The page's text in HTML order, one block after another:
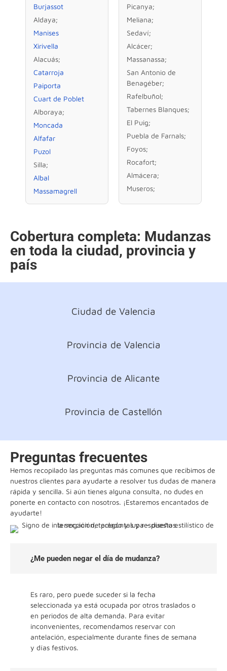
Burjassot
Aldaya;
Manises
Xirivella
Alacuás;
Catarroja
Paiporta
Cuart de Poblet
Alboraya;
Moncada
Alfafar
Puzol
Silla;
Albal
Massamagrell
Picanya;
Meliana;
Sedaví;
Alcácer;
Massanassa;
San Antonio de
Benagéber;
Rafelbuñol;
Tabernes Blanques;
El Puig;
Puebla de Farnals;
Foyos;
Rocafort;
Almácera;
Museros;
Cobertura completa: Mudanzas
en toda la ciudad, provincia y
país
Ciudad de Valencia
Provincia de Valencia
Provincia de Alicante
Provincia de Castellón
Preguntas frecuentes
Hemos recopilado las preguntas más comunes que recibimos de
nuestros clientes para ayudarte a resolver tus dudas de manera
rápida y sencilla. Si aún tienes alguna consulta, no dudes en
ponerte en contacto con nosotros. ¡Estaremos encantados de
ayudarte!
¿Me pueden negar el día de mudanza?
Es raro, pero puede suceder si la fecha
seleccionada ya está ocupada por otros traslados o
en periodos de alta demanda. Para evitar
inconvenientes, recomendamos reservar con
antelación, especialmente durante fines de semana
y días festivos.